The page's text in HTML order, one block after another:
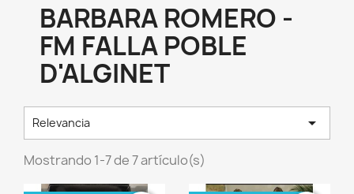
BARBARA ROMERO -
FM FALLA POBLE
D'ALGINET
Relevancia 
Mostrando 1-7 de 7 artículo(s)